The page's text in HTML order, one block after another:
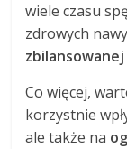
wiele czasu
zdrowych
Co więcej,
korzystnie
ale także na